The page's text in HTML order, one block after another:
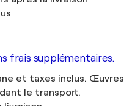
frais supplémentaires.
et taxes inclus. Œuvres
le transport.